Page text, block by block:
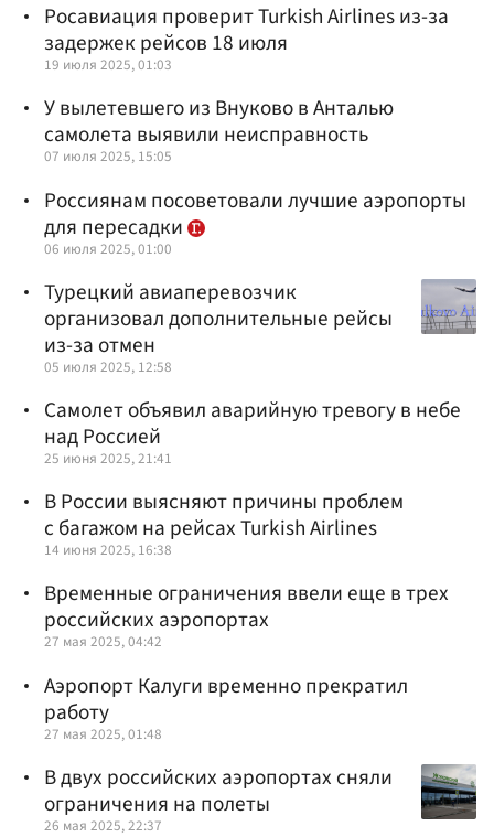
Росавиация проверит Turkish Airlines из-за
задержек рейсов 18 июля
19 июля 2025, 01:03
У вылетевшего из Внуково в Анталью
самолета выявили неисправность
07 июля 2025, 15:05
Россиянам посоветовали лучшие аэропорты
для пересадки
06 июля 2025, 01:00
Турецкий авиаперевозчик
организовал дополнительные рейсы
из-за отмен
05 июля 2025, 12:58
Самолет объявил аварийную тревогу в небе
над Россией
25 июня 2025, 21:41
В России выясняют причины проблем
с багажом на рейсах Turkish Airlines
14 июня 2025, 16:38
Временные ограничения ввели еще в трех
российских аэропортах
27 мая 2025, 04:42
Аэропорт Калуги временно прекратил
работу
27 мая 2025, 01:48
В двух российских аэропортах сняли
ограничения на полеты
26 мая 2025, 22:37